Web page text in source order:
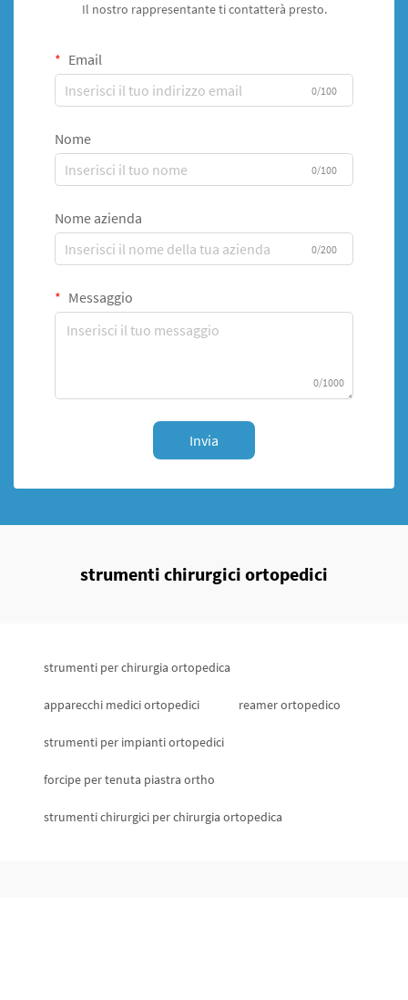
Il nostro rappresentante ti contatterà presto.
Email
0/100
Nome
0/100
Nome azienda
0/200
Messaggio
0/1000
Invia
strumenti chirurgici ortopedici
strumenti per chirurgia ortopedica
apparecchi medici ortopedici reamer ortopedico
strumenti per impianti ortopedici
forcipe per tenuta piastra ortho
strumenti chirurgici per chirurgia ortopedica